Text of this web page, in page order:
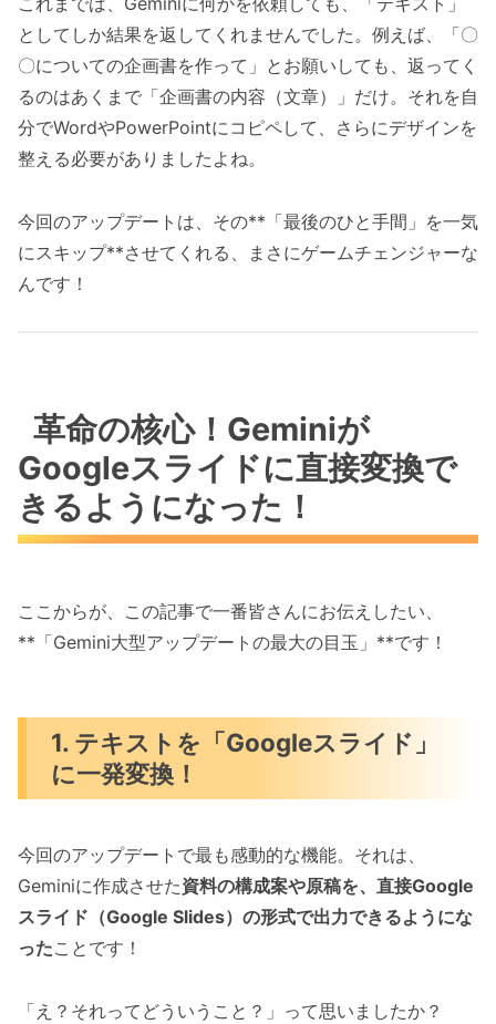
としてしか結果を返してくれませんでした。例えば、「〇
〇についての企画書を作って」とお願いしても、返ってく
るのはあくまで「企画書の内容（文章）」だけ。それを自
分でWordやPowerPointにコピペして、さらにデザインを
整える必要がありましたよね。
今回のアップデートは、その**「最後のひと手間」を一気
にスキップ**させてくれる、まさにゲームチェンジャーな
んです！
革命の核心！Geminiが
Googleスライドに直接変換で
きるようになった！
ここからが、この記事で一番皆さんにお伝えしたい、
**「Gemini大型アップデートの最大の目玉」**です！
1. テキストを「Googleスライド」
に一発変換！
今回のアップデートで最も感動的な機能。それは、
Geminiに作成させた資料の構成案や原稿を、直接Google
スライド（Google Slides）の形式で出力できるようにな
ったことです！
「え？それってどういうこと？」って思いましたか？